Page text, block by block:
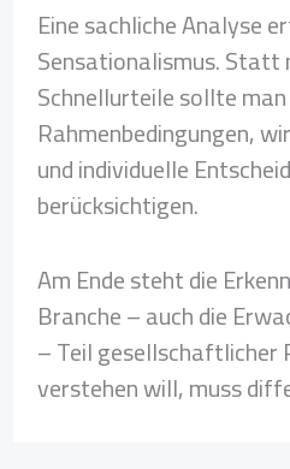
Eine sachliche Analyse
Sensationalismus. Statt
Schnellurteile sollte
Rahmenbedingungen,
und individuelle
berücksichtigen.
Am Ende steht die
Branche – auch die
– Teil gesellschaftlicher
verstehen will, muss